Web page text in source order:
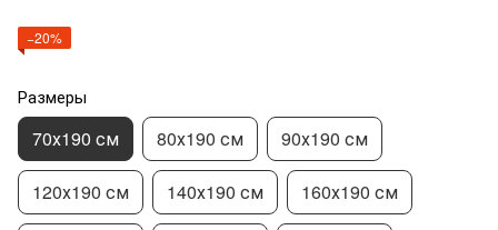
−20%
Размеры
70х190 см 80х190 см 90х190 см
120х190 см 140х190 см 160х190 см